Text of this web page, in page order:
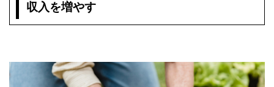
収入を増やす